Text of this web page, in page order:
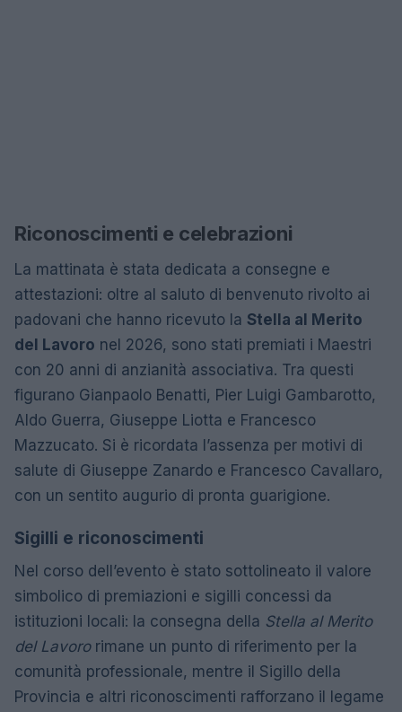
Riconoscimenti e celebrazioni
La mattinata è stata dedicata a consegne e
attestazioni: oltre al saluto di benvenuto rivolto ai
padovani che hanno ricevuto la Stella al Merito
del Lavoro nel 2026, sono stati premiati i Maestri
con 20 anni di anzianità associativa. Tra questi
figurano Gianpaolo Benatti, Pier Luigi Gambarotto,
Aldo Guerra, Giuseppe Liotta e Francesco
Mazzucato. Si è ricordata l’assenza per motivi di
salute di Giuseppe Zanardo e Francesco Cavallaro,
con un sentito augurio di pronta guarigione.
Sigilli e riconoscimenti
Nel corso dell’evento è stato sottolineato il valore
simbolico di premiazioni e sigilli concessi da
istituzioni locali: la consegna della Stella al Merito
del Lavororimane un punto di riferimento per la
comunità professionale, mentre il Sigillo della
Provincia e altri riconoscimenti rafforzano il legame